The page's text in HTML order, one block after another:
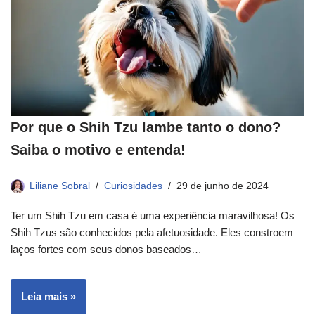
Por que o Shih Tzu lambe tanto o dono?
Saiba o motivo e entenda!
Liliane Sobral Curiosidades 29 de junho de 2024
Ter um Shih Tzu em casa é uma experiência maravilhosa! Os
Shih Tzus são conhecidos pela afetuosidade. Eles constroem
laços fortes com seus donos baseados…
Leia mais »